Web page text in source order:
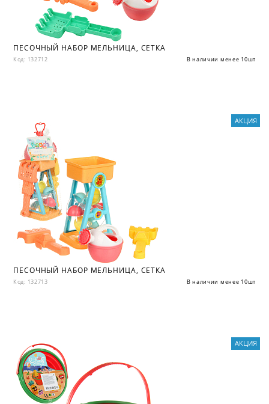
ПЕСОЧНЫЙ НАБОР МЕЛЬНИЦА, СЕТКА
Код: 132712 В наличии менее 10шт
ПЕСОЧНЫЙ НАБОР МЕЛЬНИЦА, СЕТКА
Код: 132713 В наличии менее 10шт
АКЦИЯ
АКЦИЯ